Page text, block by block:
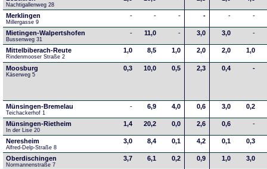
Nachtigallenweg 28
Merklingen
Millergasse 9
- - - - - -
Mietingen-Walpertshofen
Bussenweg 31
- 11,0 - 3,0 3,0 -
Mittelbiberach-Reute
Rindenmooser Straße 2
1,0 8,5 1,0 2,0 2,0 1,0
Moosburg
Käserweg 5
0,3 10,0 0,5 2,3 0,4 -
Münsingen-Bremelau
Teichackerhof 1
- 6,9 4,0 0,6 3,0 0,2
Münsingen-Rietheim
In der Lise 20
1,4 20,2 0,0 2,6 0,6 -
Neresheim
Alfred-Delp-Straße 8
3,0 8,4 0,1 4,2 0,1 0,3
Oberdischingen
Normannenstraße 7
3,7 6,1 0,2 0,9 1,0 3,0